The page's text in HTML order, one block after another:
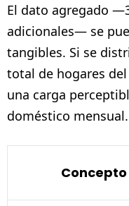
El dato agregado
adicionales— se
tangibles. Si se
total de hogares
una carga
doméstico mensual.
Concepto